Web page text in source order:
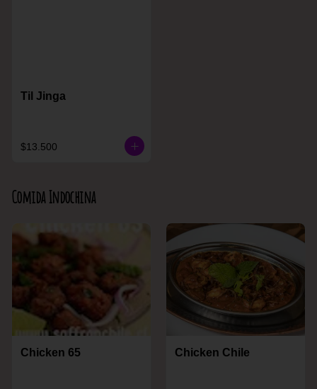
Til Jinga
$13.500
Comida Indochina
Chicken 65 Chicken Chile